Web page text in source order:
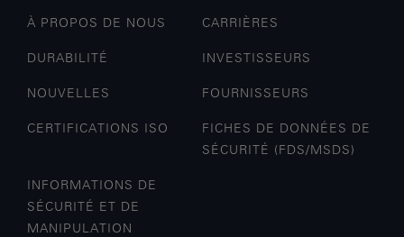
À PROPOS DE NOUS CARRIÈRES
DURABILITÉ INVESTISSEURS
NOUVELLES FOURNISSEURS
CERTIFICATIONS ISO
FICHES DE DONNÉES DE
SÉCURITÉ (FDS/MSDS)
INFORMATIONS DE
SÉCURITÉ ET DE
MANIPULATION